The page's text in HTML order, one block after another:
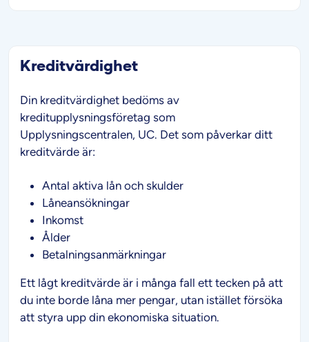
Kreditvärdighet
Din kreditvärdighet bedöms av
kreditupplysningsföretag som
Upplysningscentralen, UC. Det som påverkar ditt
kreditvärde är:
Antal aktiva lån och skulder
Låneansökningar
Inkomst
Ålder
Betalningsanmärkningar
Ett lågt kreditvärde är i många fall ett tecken på att
du inte borde låna mer pengar, utan istället försöka
att styra upp din ekonomiska situation.